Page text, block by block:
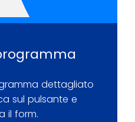
dettagliato
sul pulsante e
il form.